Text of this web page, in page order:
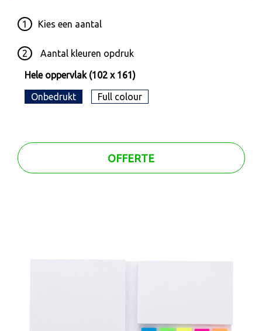
1 Kies een aantal
2 Aantal kleuren opdruk
Hele oppervlak (102 x 161)
Onbedrukt Full colour
OFFERTE